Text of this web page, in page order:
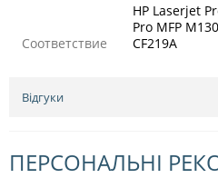
Соответствие
HP Laserjet
Pro MFP
CF219A
Відгуки
ПЕРСОНАЛЬНІ